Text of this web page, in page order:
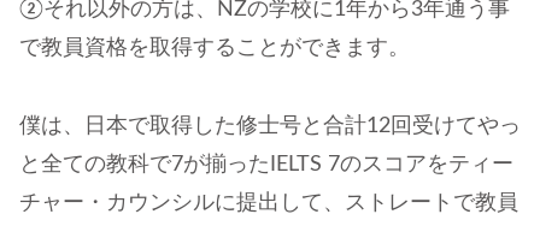
②それ以外の方は、NZの学校に1年から3年通う事
で教員資格を取得することができます。
僕は、日本で取得した修士号と合計12回受けてやっ
と全ての教科で7が揃ったIELTS 7のスコアをティー
チャー・カウンシルに提出して、ストレートで教員